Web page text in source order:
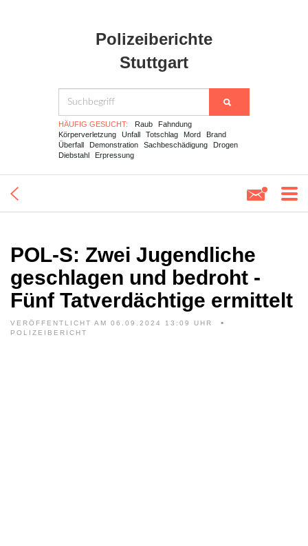
Polizeiberichte
Stuttgart
HÄUFIG GESUCHT: Raub
Fahndung
Körperverletzung
Unfall Totschlag Mord
Brand
Überfall
Demonstration Sachbeschädigung
Drogen
Diebstahl
Erpressung
POL-S: Zwei Jugendliche
geschlagen und bedroht -
Fünf Tatverdächtige ermittelt
VERÖFFENTLICHT AM 06.09.2024 13:09 UHR
POLIZEIBERICHT